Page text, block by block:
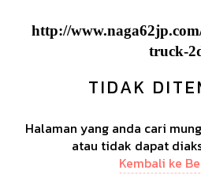
http://
truck-
TIDAK
Halaman yang anda cari
atau tidak dapat
Kembali ke